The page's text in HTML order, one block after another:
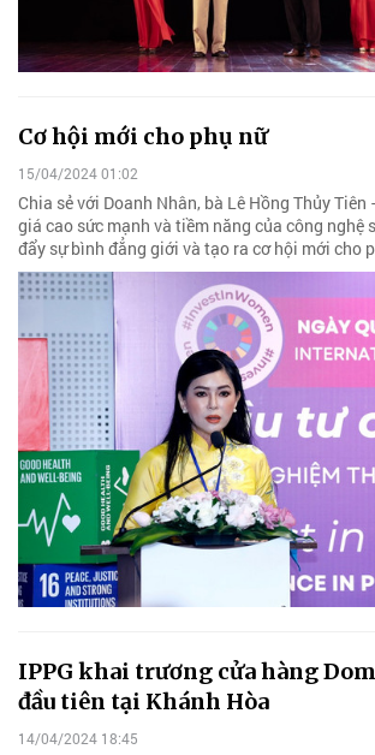
Cơ hội mới cho phụ nữ
15/04/2024 01:02
Chia sẻ với Doanh Nhân, bà Lê Hồng Thủy Tiên
giá cao sức mạnh và tiềm năng của công nghệ
đẩy sự bình đẳng giới và tạo ra cơ hội mới cho
IPPG khai trương cửa hàng
đầu tiên tại Khánh Hòa
14/04/2024 18:45